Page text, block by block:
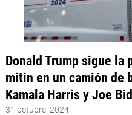
Donald Trump sigue la
mitin en un camión de
Kamala Harris y Joe
31 octubre, 2024